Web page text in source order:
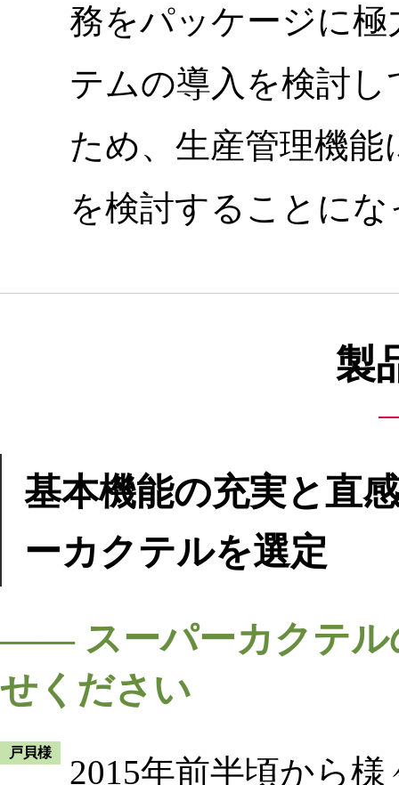
務をパッケージに
テムの導入を検討
ため、生産管理機
を検討することに
製
基本機能の充実と直
ーカクテルを選定
―― スーパーカクテル
せください
戸貝様
2015年前半頃から